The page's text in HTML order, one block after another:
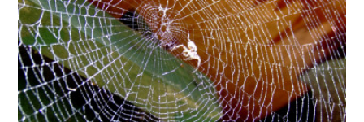
z
pajęczyny.
Nietypowy
projekt
muzyczny
od